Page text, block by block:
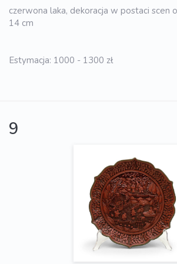
czerwona laka, dekoracja w postaci scen
14 cm
Estymacja: 1000 - 1300 zł
9